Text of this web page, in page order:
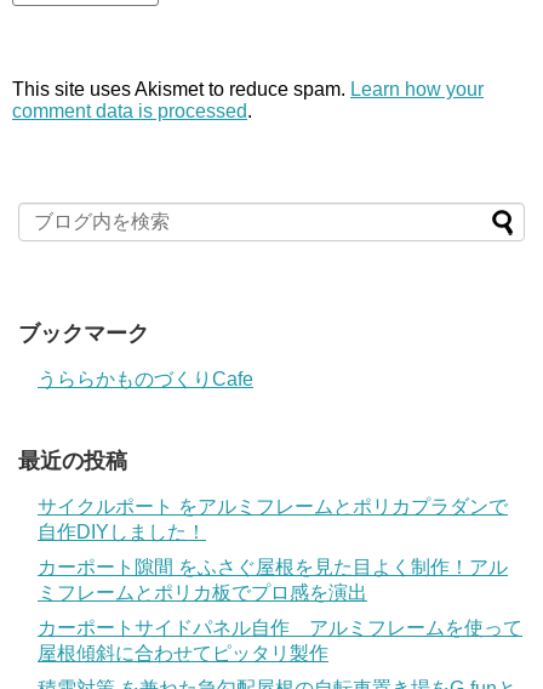
This site uses Akismet to reduce spam. Learn how your
comment data is processed.
ブックマーク
うららかものづくりCafe
最近の投稿
サイクルポート をアルミフレームとポリカプラダンで
自作DIYしました！
カーポート隙間 をふさぐ屋根を見た目よく制作！アル
ミフレームとポリカ板でプロ感を演出
カーポートサイドパネル自作 アルミフレームを使って
屋根傾斜に合わせてピッタリ製作